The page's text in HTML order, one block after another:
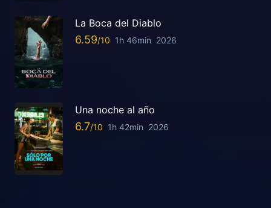
La Boca del Diablo
6.59 1h 46min 2026
Una noche al año
6.7 1h 42min 2026